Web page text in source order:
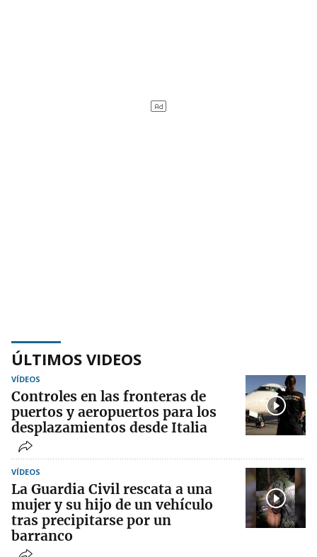
ÚLTIMOS VIDEOS
VÍDEOS
Controles en las fronteras de
puertos y aeropuertos para los
desplazamientos desde Italia
VÍDEOS
La Guardia Civil rescata a una
mujer y su hijo de un vehículo
tras precipitarse por un
barranco